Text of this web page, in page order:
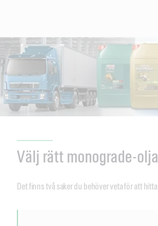
Välj rätt monograde-
Det finns två saker du behöver veta för att